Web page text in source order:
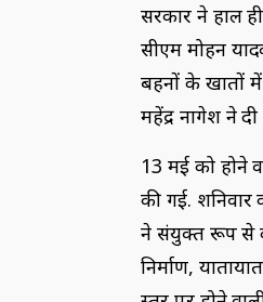
सरकार ने हाल
सीएम मोहन
बहनों के खातों में
महेंद्र नागेश ने दी
13 मई को होने
की गई.
ने संयुक्त रूप से
निर्माण,